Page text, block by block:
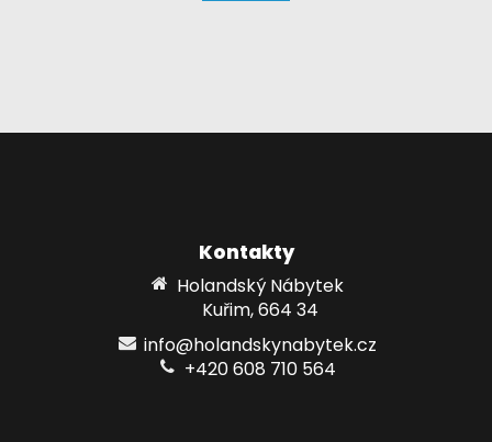
Kontakty
Holandský Nábytek
Kuřim, 664 34
info@holandskynabytek.cz
+420 608 710 564